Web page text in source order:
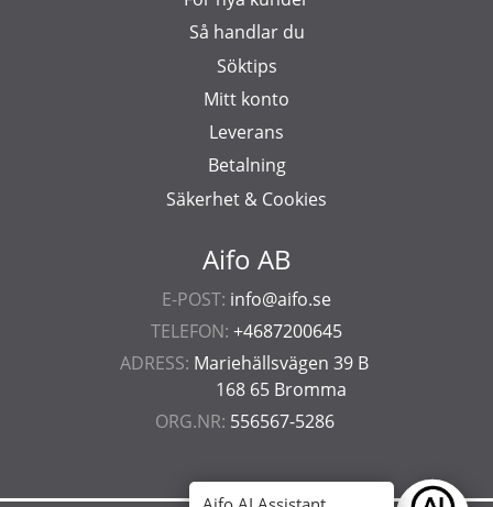
Aifo AB
E-POST: info@aifo.se
TELEFON: +4687200645
ADRESS: Mariehällsvägen 39 B
168 65 Bromma
ORG.NR: 556567-5286
Så handlar du
Söktips
Mitt konto
Leverans
Betalning
Säkerhet & Cookies